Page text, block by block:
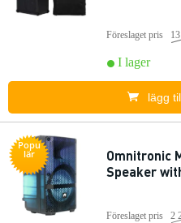
Föreslaget pris
I lager
lägg
Popu
lär
Omnitronic
Speaker
Föreslaget pris 2